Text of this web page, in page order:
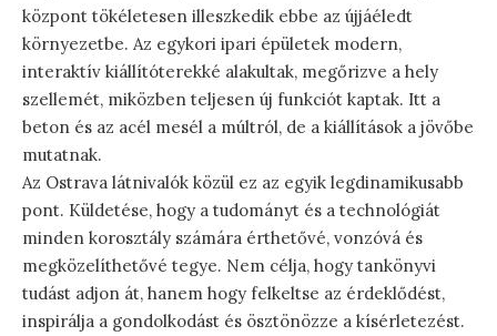
központ tökéletesen illeszkedik ebbe az újjáéledt
környezetbe. Az egykori ipari épületek modern,
interaktív kiállítóterekké alakultak, megőrizve a hely
szellemét, miközben teljesen új funkciót kaptak. Itt a
beton és az acél mesél a múltról, de a kiállítások a jövőbe
mutatnak.
Az Ostrava látnivalók közül ez az egyik legdinamikusabb
pont. Küldetése, hogy a tudományt és a technológiát
minden korosztály számára érthetővé, vonzóvá és
megközelíthetővé tegye. Nem célja, hogy tankönyvi
tudást adjon át, hanem hogy felkeltse az érdeklődést,
inspirálja a gondolkodást és ösztönözze a kísérletezést.